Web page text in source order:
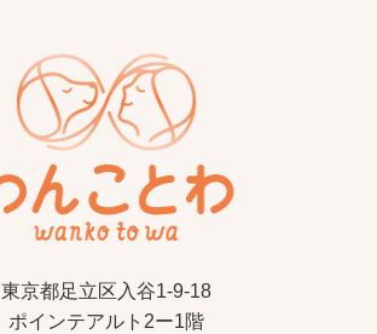
東京都足立区入谷1-9-18
ポインテアルト2ー1階